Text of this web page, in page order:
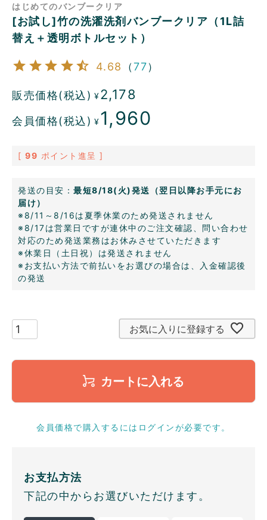
はじめてのバンブークリア
[お試し]竹の洗濯洗剤バンブークリア（1L詰
替え＋透明ボトルセット）
4.68 （77）
販売価格(税込) ¥2,178
会員価格(税込) ¥1,960
[ 99 ポイント進呈 ]
発送の目安： 最短8/18(火)発送（翌日以降お手元にお
届け）
※8/11～8/16は夏季休業のため発送されません
※8/17は営業日ですが連休中のご注文確認、問い合わせ
対応のため発送業務はお休みさせていただきます
※休業日（土日祝）は発送されません
※お支払い方法で前払いをお選びの場合は、入金確認後
の発送
お気に入りに登録する
カートに入れる
会員価格で購入するにはログインが必要です。
お支払方法
下記の中からお選びいただけます。